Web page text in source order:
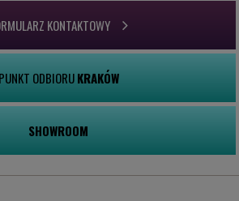
KONTAKTOWY
PUNKT ODBIORUKRAKÓW
SHOWROOM